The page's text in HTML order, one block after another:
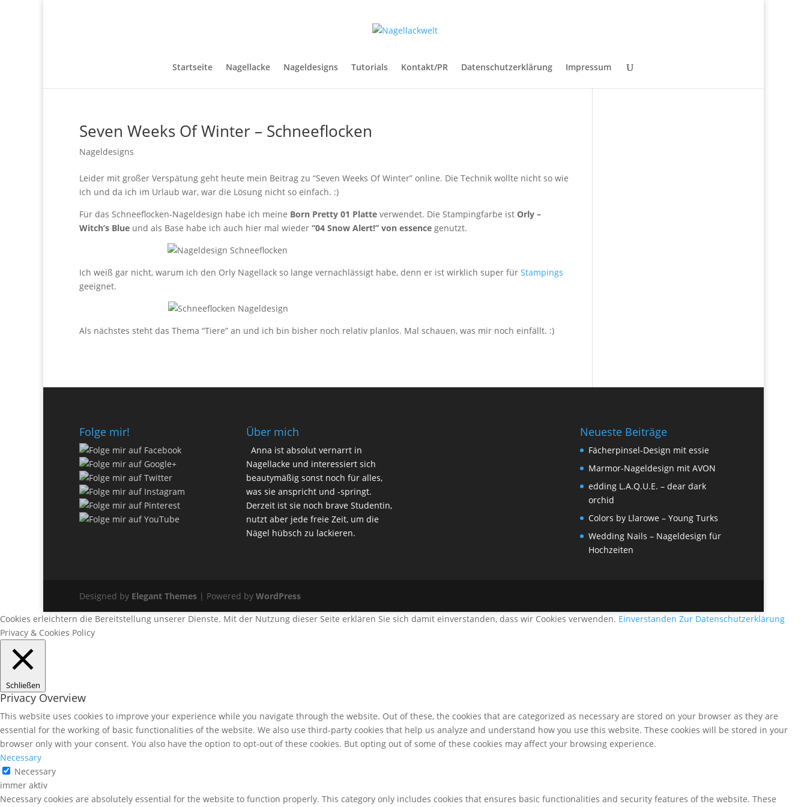
Startseite Nagellacke Nageldesigns Tutorials Kontakt/PR Datenschutzerklärung Impressum
Seven Weeks Of Winter – Schneeflocken
Nageldesigns
Leider mit großer Verspätung geht heute mein Beitrag zu “Seven Weeks Of Winter” online. Die Technik wollte nicht so wie
ich und da ich im Urlaub war, war die Lösung nicht so einfach. :)
Für das Schneeflocken-Nageldesign habe ich meine Born Pretty 01 Platte verwendet. Die Stampingfarbe ist Orly –
Witch’s Blue und als Base habe ich auch hier mal wieder “04 Snow Alert!” von essence genutzt.
Ich weiß gar nicht, warum ich den Orly Nagellack so lange vernachlässigt habe, denn er ist wirklich super für Stampings
geeignet.
Als nächstes steht das Thema “Tiere” an und ich bin bisher noch relativ planlos. Mal schauen, was mir noch einfällt. :)
Folge mir! Über mich
Anna ist absolut vernarrt in
Nagellacke und interessiert sich
beautymäßig sonst noch für alles,
was sie anspricht und -springt.
Derzeit ist sie noch brave Studentin,
nutzt aber jede freie Zeit, um die
Nägel hübsch zu lackieren.
Neueste Beiträge
Fächerpinsel-Design mit essie
Marmor-Nageldesign mit AVON
edding L.A.Q.U.E. – dear dark
orchid
Colors by Llarowe – Young Turks
Wedding Nails – Nageldesign für
Hochzeiten
Designed by Elegant Themes | Powered by WordPress
Cookies erleichtern die Bereitstellung unserer Dienste. Mit der Nutzung dieser Seite erklären Sie sich damit einverstanden, dass wir Cookies verwenden. Einverstanden Zur Datenschutzerklärung
Privacy & Cookies Policy
Schließen
Privacy Overview
This website uses cookies to improve your experience while you navigate through the website. Out of these, the cookies that are categorized as necessary are stored on your browser as they are
essential for the working of basic functionalities of the website. We also use third-party cookies that help us analyze and understand how you use this website. These cookies will be stored in your
browser only with your consent. You also have the option to opt-out of these cookies. But opting out of some of these cookies may affect your browsing experience.
Necessary
Necessary
immer aktiv
Necessary cookies are absolutely essential for the website to function properly. This category only includes cookies that ensures basic functionalities and security features of the website. These